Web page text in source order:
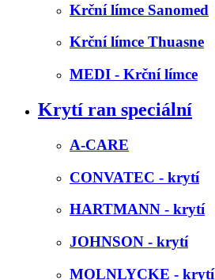
Krční límce Sanomed
Krční límce Thuasne
MEDI - Krční límce
Krytí ran speciální
A-CARE
CONVATEC - krytí
HARTMANN - krytí
JOHNSON - krytí
MOLNLYCKE - krytí